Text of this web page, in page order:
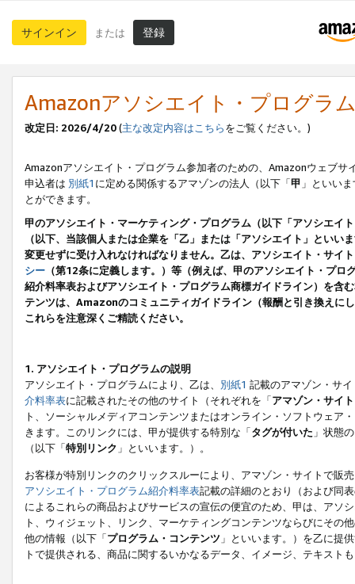
サインイン または 登録
Amazonアソシエイト・プログラ
改定日: 2026/4/20(主な改定内容はこちらをご覧ください。)
Amazonアソシエイト・プログラム参加者のための、Amazonウェブサ
申込者は 別紙1 に定める関係するアマゾンの法人（以下「甲 」といい
とができます。
甲のアソシエイト・マーケティング・プログラム（以下「アソシエイ
（以下、当該個人または企業を「乙」または「アソシエイト」とい
変更せずに受け入れなければなりません。乙は、アソシエイト・サイ
シー （第12条に定義します。）等（例えば、甲のアソシエイト・プ
紹介料率表およびアソシエイト・プログラム商標ガイドライン）を
テンツは、Amazonのコミュニティガイドライン（報酬と引き換えに
これらを注意深くご精読ください。
1. アソシエイト・プログラムの説明
アソシエイト・プログラムにより、乙は、 別紙1 記載のアマゾン・サ
介料率表に記載されたその他のサイト（それぞれを「アマゾン・サイト
ト、ソーシャルメディアコンテンツまたはオンライン・ソフトウェア
きます。このリンクには、甲が提供する特別な「タグが付いた 」状態
（以下「特別リンク 」といいます。）。
お客様が特別リンクのクリックスルーにより、アマゾン・サイトで販
アソシエイト・プログラム紹介料率表記載の詳細のとおり（および同
によるこれらの商品およびサービスの宣伝の便宜のため、甲は、アソ
ト、ウィジェット、リンク、マーケティングコンテンツならびにその
他の情報（以下「プログラム・コンテンツ 」といいます。）を乙に提
トで提供される、商品に関するいかなるデータ、イメージ、テキス